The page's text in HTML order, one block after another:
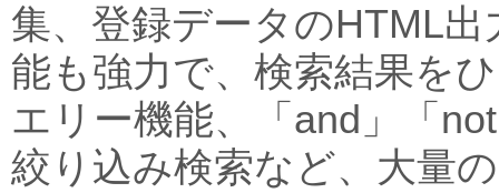
集、登録データのHTML
能も強力で、検索結果を
エリー機能、「and」「
絞り込み検索など、大量